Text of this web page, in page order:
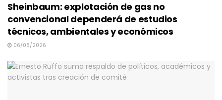
Sheinbaum: explotación de gas no
convencional dependerá de estudios
técnicos, ambientales y económicos
06/08/2026